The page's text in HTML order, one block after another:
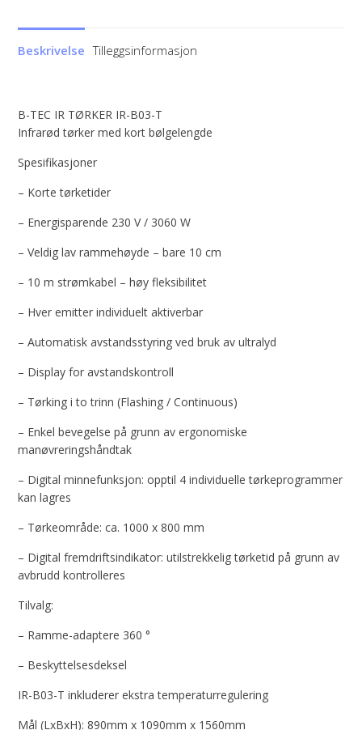
Beskrivelse Tilleggsinformasjon
B-TEC IR TØRKER IR-B03-T
Infrarød tørker med kort bølgelengde
Spesifikasjoner
– Korte tørketider
– Energisparende 230 V / 3060 W
– Veldig lav rammehøyde – bare 10 cm
– 10 m strømkabel – høy fleksibilitet
– Hver emitter individuelt aktiverbar
– Automatisk avstandsstyring ved bruk av ultralyd
– Display for avstandskontroll
– Tørking i to trinn (Flashing / Continuous)
– Enkel bevegelse på grunn av ergonomiske
manøvreringshåndtak
– Digital minnefunksjon: opptil 4 individuelle tørkeprogrammer
kan lagres
– Tørkeområde: ca. 1000 x 800 mm
– Digital fremdriftsindikator: utilstrekkelig tørketid på grunn av
avbrudd kontrolleres
Tilvalg:
– Ramme-adaptere 360 °
– Beskyttelsesdeksel
IR-B03-T inkluderer ekstra temperaturregulering
Mål (LxBxH): 890mm x 1090mm x 1560mm